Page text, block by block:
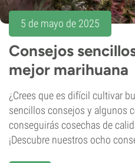
5 de mayo de 2025
Consejos
mejor marihuana
¿Crees que es difícil cultivar
sencillos consejos y algunos
conseguirás cosechas de
¡Descubre nuestros ocho